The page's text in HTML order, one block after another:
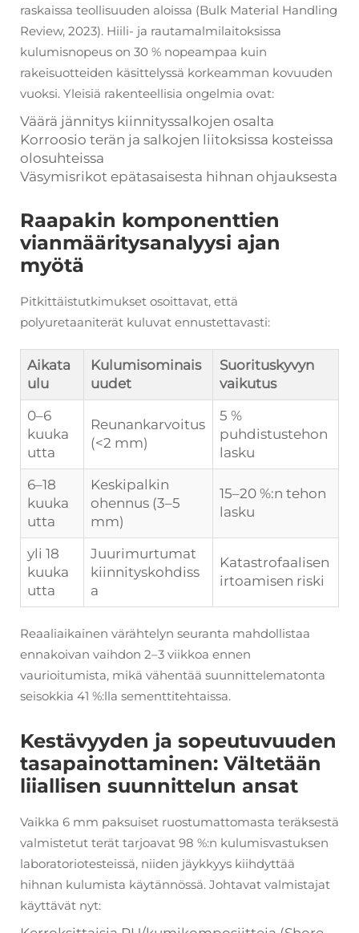
raskaissa teollisuuden aloissa (Bulk Material Handling
Review, 2023). Hiili- ja rautamalmilaitoksissa
kulumisnopeus on 30 % nopeampaa kuin
rakeisuotteiden käsittelyssä korkeamman kovuuden
vuoksi. Yleisiä rakenteellisia ongelmia ovat:
Väärä jännitys kiinnityssalkojen osalta
Korroosio terän ja salkojen liitoksissa kosteissa
olosuhteissa
Väsymisrikot epätasaisesta hihnan ohjauksesta
Raapakin komponenttien
vianmääritysanalyysi ajan
myötä
Pitkittäistutkimukset osoittavat, että
polyuretaaniterät kuluvat ennustettavasti:
Aikata
ulu
Kulumisominais
uudet
Suorituskyvyn
vaikutus
0–6
kuuka
utta
Reunankarvoitus
(<2 mm)
5 %
puhdistustehon
lasku
6–18
kuuka
utta
Keskipalkin
ohennus (3–5
mm)
15–20 %:n tehon
lasku
yli 18
kuuka
utta
Juurimurtumat
kiinnityskohdiss
a
Katastrofaalisen
irtoamisen riski
Reaaliaikainen värähtelyn seuranta mahdollistaa
ennakoivan vaihdon 2–3 viikkoa ennen
vaurioitumista, mikä vähentää suunnittelematonta
seisokkia 41 %:lla sementtitehtaissa.
Kestävyyden ja sopeutuvuuden
tasapainottaminen: Vältetään
liiallisen suunnittelun ansat
Vaikka 6 mm paksuiset ruostumattomasta teräksestä
valmistetut terät tarjoavat 98 %:n kulumisvastuksen
laboratoriotesteissä, niiden jäykkyys kiihdyttää
hihnan kulumista käytännössä. Johtavat valmistajat
käyttävät nyt: